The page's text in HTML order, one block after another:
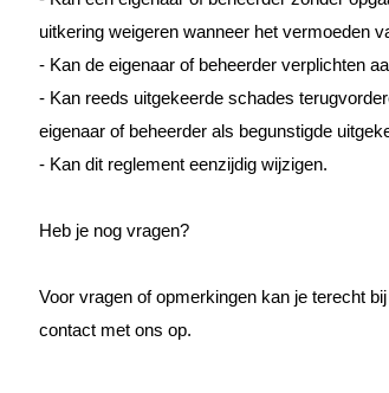
uitkering weigeren wanneer het vermoeden
- Kan de eigenaar of beheerder verplichten
- Kan reeds uitgekeerde schades
eigenaar of beheerder als begunstigde
- Kan dit reglement eenzijdig wijzigen.
Heb je nog vragen?
Voor vragen of opmerkingen kan je terecht
contact met ons op.